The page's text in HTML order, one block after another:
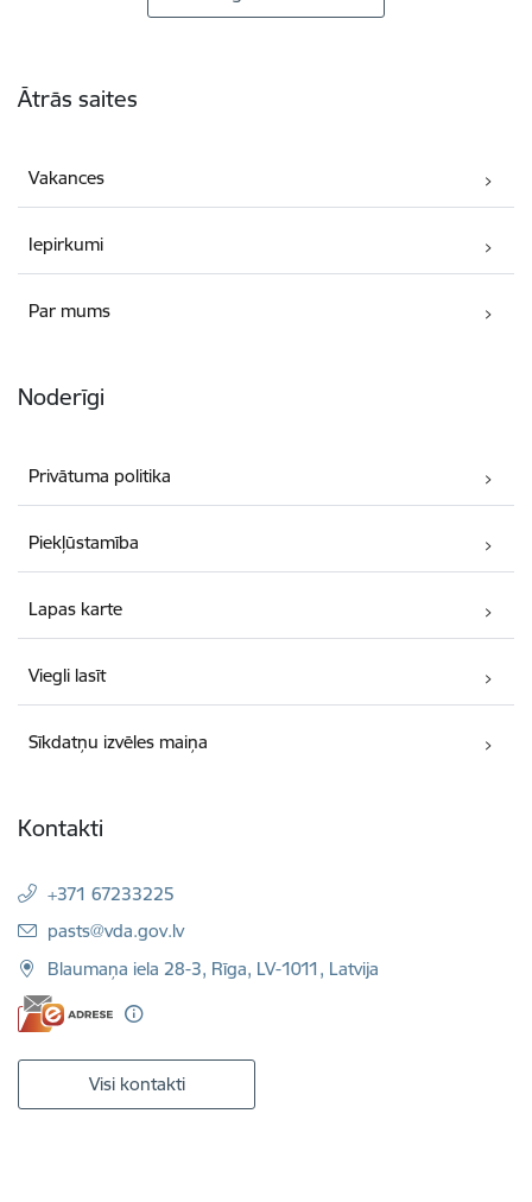
Ātrās saites
Vakances
Iepirkumi
Par mums
Noderīgi
Privātuma politika
Piekļūstamība
Lapas karte
Viegli lasīt
Sīkdatņu izvēles maiņa
Kontakti
+371 67233225
E-pasts:
pasts@vda.gov.lv
Blaumaņa iela 28-3, Rīga, LV-1011, Latvija
Visi kontakti